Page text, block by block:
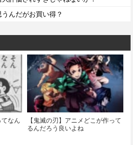
んだがお買い得？
てなん
【鬼滅の刃】アニメどこが作って
るんだろう良いよね